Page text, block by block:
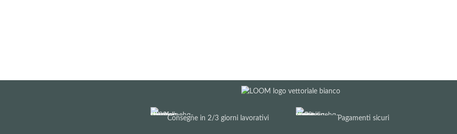
Consegne in 2/3 giorni lavorativi Pagamenti sicuri